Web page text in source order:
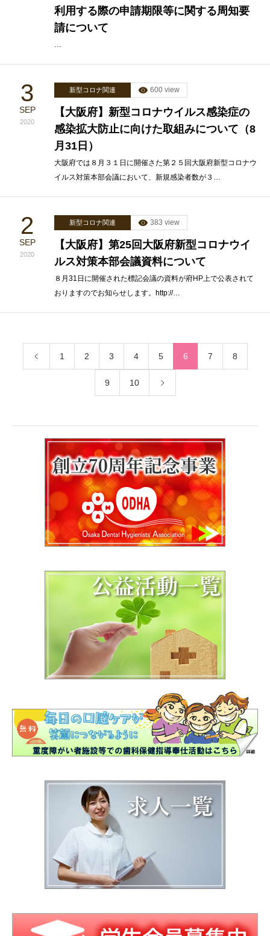
利用する際の申請期限等に関する周知要
請について
…
3
SEP
2020
新型コロナ関連 600 view
【大阪府】新型コロナウイルス感染症の
感染拡大防止に向けた取組みについて（8
月31日）
大阪府では８月３１日に開催さた第２５回大阪府新型コロナウ
イルス対策本部会議において、新規感染者数が３…
2
SEP
2020
新型コロナ関連 383 view
【大阪府】第25回大阪府新型コロナウイ
ルス対策本部会議資料について
８月31日に開催された標記会議の資料が府HP上で公表されて
おりますのでお知らせします。http://…
1 2 3 4 5 6 7 8
9 10